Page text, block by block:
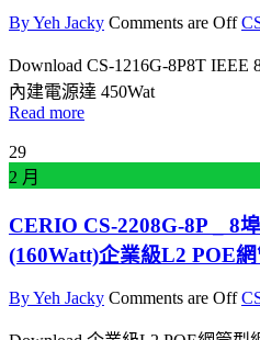
By Yeh Jacky Comments are Off
Download CS-1216G-8P8T IEEE
內建電源達 450Wat
Read more
29
2 月
CERIO CS-2208G-8P _ 8
(160Watt)企業級L2 POE
By Yeh Jacky Comments are Off